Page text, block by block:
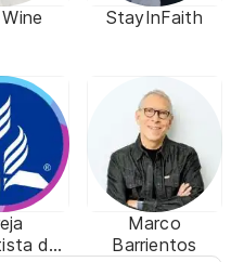
StayInFaith
do
Marco
Barrientos